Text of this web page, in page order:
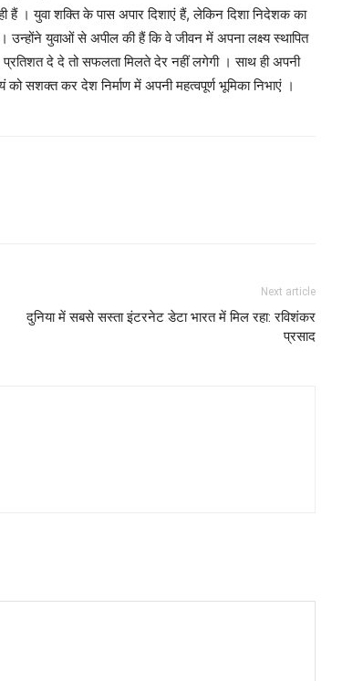
। युवा शक्ति के पास अपार दिशाएं हैं, लेकिन दिशा निदेशक का
उन्होंने युवाओं से अपील की हैं कि वे जीवन में अपना लक्ष्य स्थापित
दे दे तो सफलता मिलते देर नहीं लगेगी । साथ ही अपनी
सशक्त कर देश निर्माण में अपनी महत्वपूर्ण भूमिका निभाएं ।
Next article
दुनिया में सबसे सस्ता इंटरनेट डेटा भारत में मिल रहा: रविशंकर
प्रसाद